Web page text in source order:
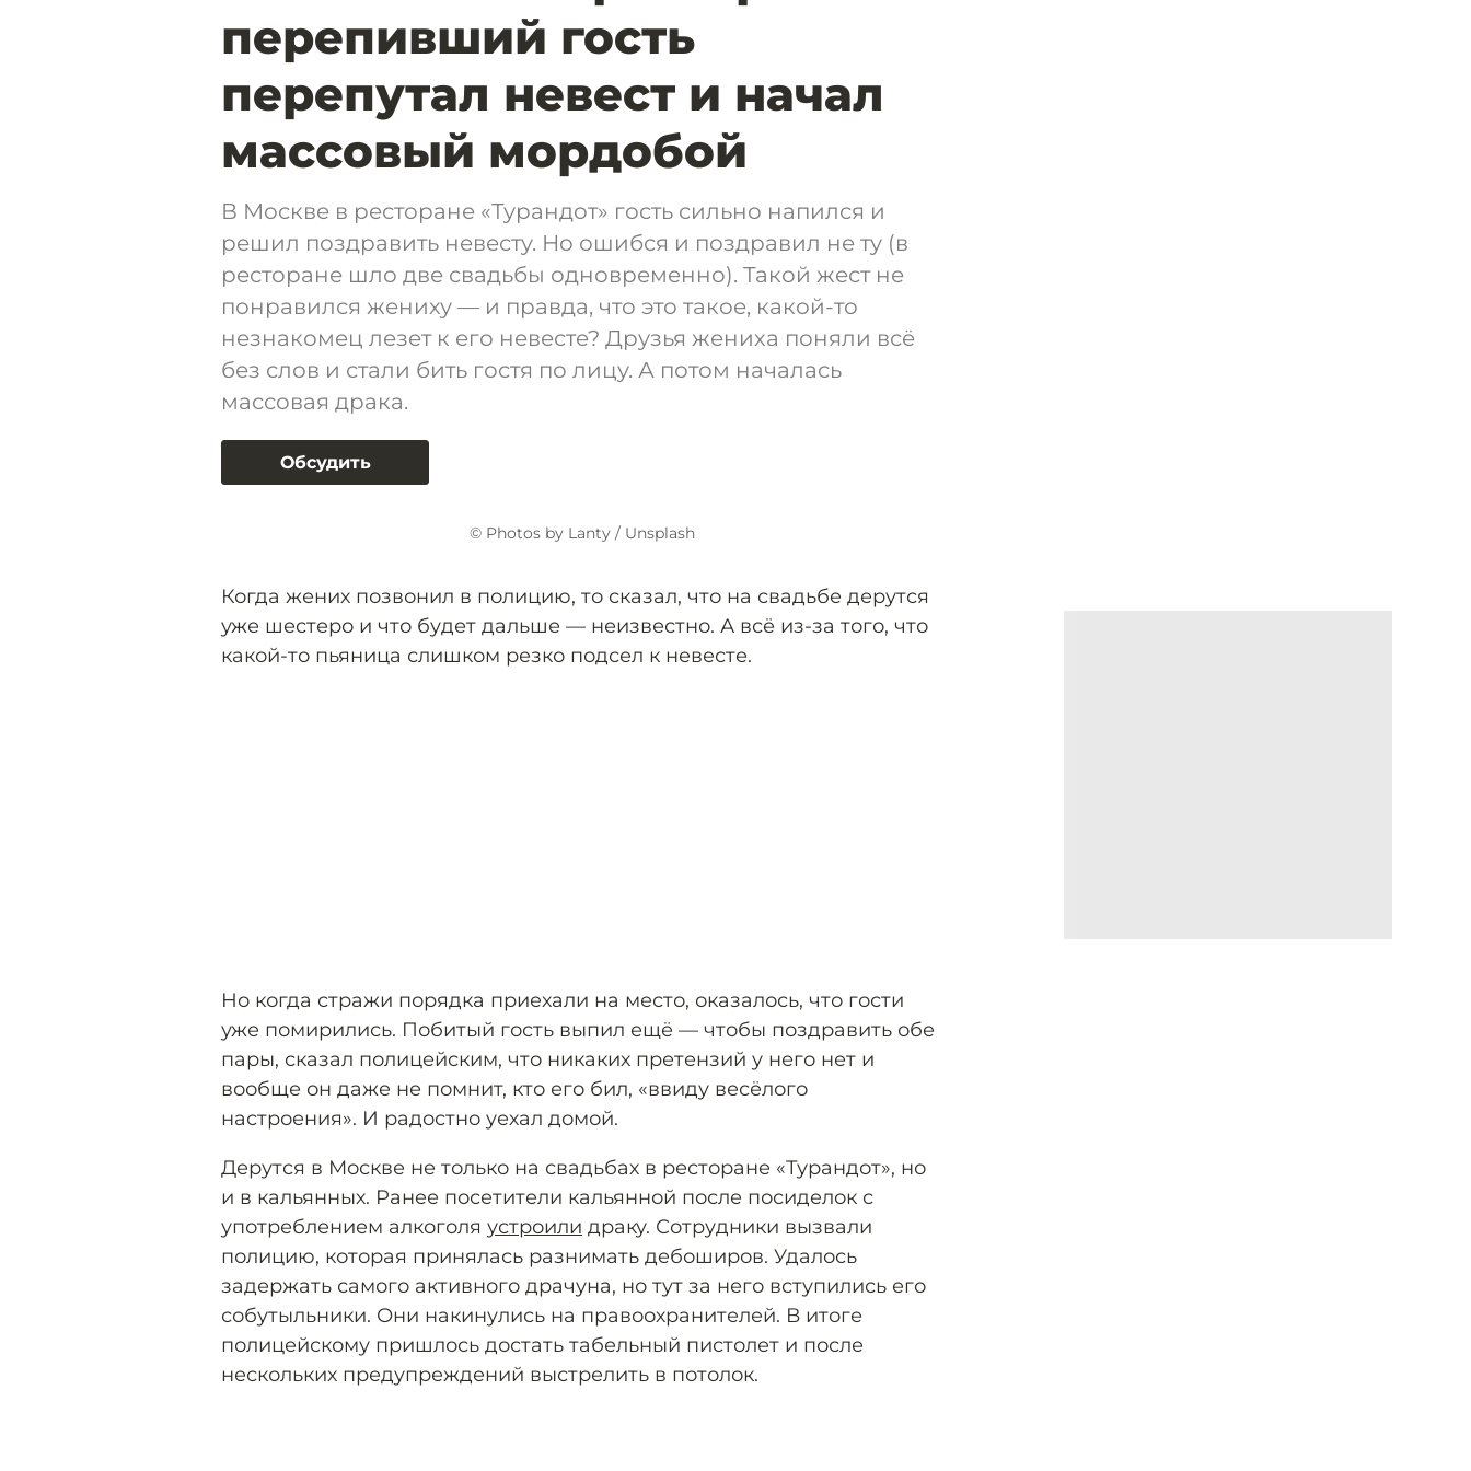
перепивший гость
перепутал невест и начал
массовый мордобой
В Москве в ресторане «Турандот» гость сильно напился и
решил поздравить невесту. Но ошибся и поздравил не ту (в
ресторане шло две свадьбы одновременно). Такой жест не
понравился жениху — и правда, что это такое, какой-то
незнакомец лезет к его невесте? Друзья жениха поняли всё
без слов и стали бить гостя по лицу. А потом началась
массовая драка.
Обсудить
© Photos by Lanty / Unsplash
Когда жених позвонил в полицию, то сказал, что на свадьбе дерутся
уже шестеро и что будет дальше — неизвестно. А всё из-за того, что
какой-то пьяница слишком резко подсел к невесте.
Но когда стражи порядка приехали на место, оказалось, что гости
уже помирились. Побитый гость выпил ещё — чтобы поздравить обе
пары, сказал полицейским, что никаких претензий у него нет и
вообще он даже не помнит, кто его бил, «ввиду весёлого
настроения». И радостно уехал домой.
Дерутся в Москве не только на свадьбах в ресторане «Турандот», но
и в кальянных. Ранее посетители кальянной после посиделок с
употреблением алкоголя устроили драку. Сотрудники вызвали
полицию, которая принялась разнимать дебоширов. Удалось
задержать самого активного драчуна, но тут за него вступились его
собутыльники. Они накинулись на правоохранителей. В итоге
полицейскому пришлось достать табельный пистолет и после
нескольких предупреждений выстрелить в потолок.